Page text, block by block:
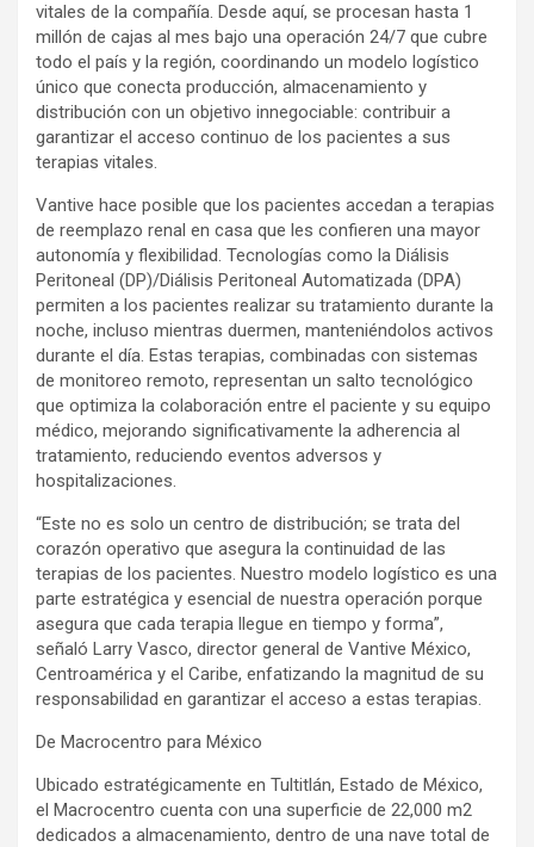
vitales de la compañía. Desde aquí, se procesan hasta 1
millón de cajas al mes bajo una operación 24/7 que cubre
todo el país y la región, coordinando un modelo logístico
único que conecta producción, almacenamiento y
distribución con un objetivo innegociable: contribuir a
garantizar el acceso continuo de los pacientes a sus
terapias vitales.
Vantive hace posible que los pacientes accedan a terapias
de reemplazo renal en casa que les confieren una mayor
autonomía y flexibilidad. Tecnologías como la Diálisis
Peritoneal (DP)/Diálisis Peritoneal Automatizada (DPA)
permiten a los pacientes realizar su tratamiento durante la
noche, incluso mientras duermen, manteniéndolos activos
durante el día. Estas terapias, combinadas con sistemas
de monitoreo remoto, representan un salto tecnológico
que optimiza la colaboración entre el paciente y su equipo
médico, mejorando significativamente la adherencia al
tratamiento, reduciendo eventos adversos y
hospitalizaciones.
“Este no es solo un centro de distribución; se trata del
corazón operativo que asegura la continuidad de las
terapias de los pacientes. Nuestro modelo logístico es una
parte estratégica y esencial de nuestra operación porque
asegura que cada terapia llegue en tiempo y forma”,
señaló Larry Vasco, director general de Vantive México,
Centroamérica y el Caribe, enfatizando la magnitud de su
responsabilidad en garantizar el acceso a estas terapias.
De Macrocentro para México
Ubicado estratégicamente en Tultitlán, Estado de México,
el Macrocentro cuenta con una superficie de 22,000 m2
dedicados a almacenamiento, dentro de una nave total de